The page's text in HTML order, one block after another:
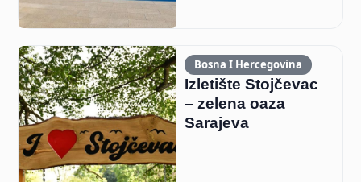
Bosna I Hercegovina
Izletište Stojčevac
– zelena oaza
Sarajeva